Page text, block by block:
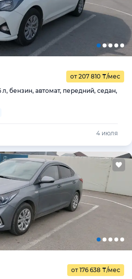
от 207 810 ₸/мес
бензин, автомат, передний, седан,
4 июля
от 176 638 ₸/мес